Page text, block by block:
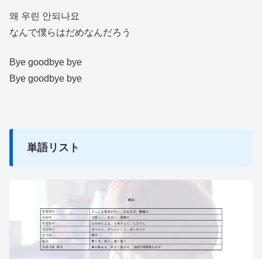
왜 우린 안되나요
なんで僕らはだめなんだろう
Bye goodbye bye
Bye goodbye bye
単語リスト